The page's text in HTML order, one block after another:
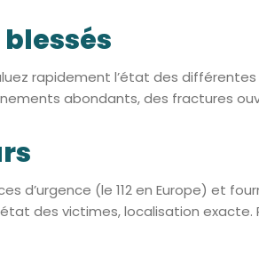
rapidement l’état des différentes
abondants, des fractures
d’urgence (le 112 en Europe) et
des victimes, localisation exacte.